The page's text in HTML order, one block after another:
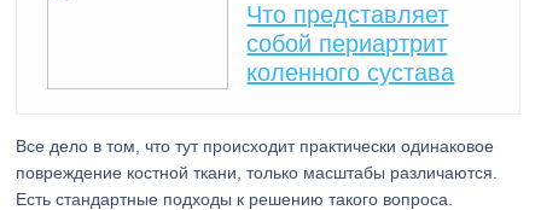
Что представляет
собой периартрит
коленного сустава
Все дело в том, что тут происходит практически одинаковое
повреждение костной ткани, только масштабы различаются.
Есть стандартные подходы к решению такого вопроса.